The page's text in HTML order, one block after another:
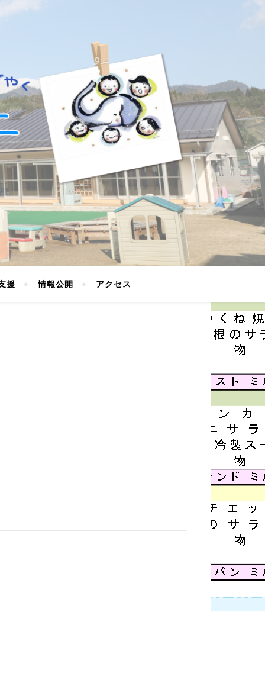
援 情報公開 アクセス